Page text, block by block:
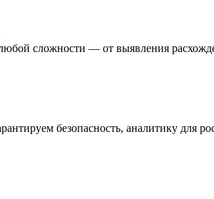
сложности — от выявления
безопасность, аналитику для